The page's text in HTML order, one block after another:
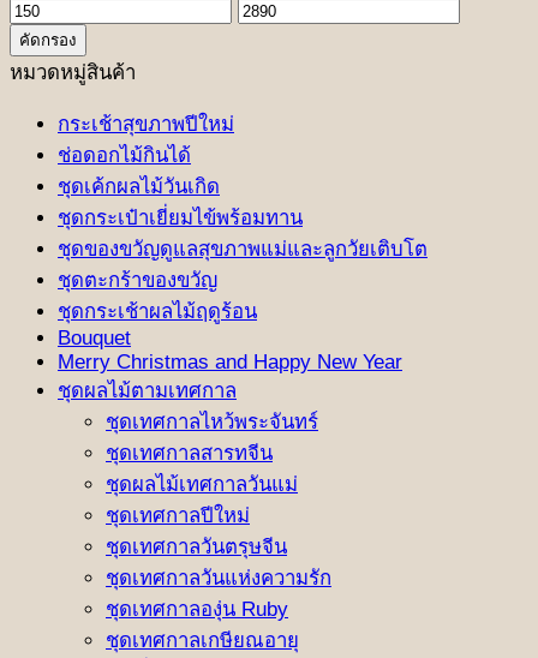
ราคา
ต่ำ
สุด
ราคา
คัดกรอง
หมวดหมู่สินค้า
กระเช้าสุขภาพปีใหม่
ช่อดอกไม้กินได้
ชุดเค้กผลไม้วันเกิด
ชุดกระเป๋าเยี่ยมไข้พร้อมทาน
ชุดของขวัญดูแลสุขภาพแม่และลูกวัยเติบโต
ชุดตะกร้าของขวัญ
ชุดกระเช้าผลไม้ฤดูร้อน
Bouquet
Merry Christmas and Happy New Year
ชุดผลไม้ตามเทศกาล
ชุดเทศกาลไหว้พระจันทร์
ชุดเทศกาลสารทจีน
ชุดผลไม้เทศกาลวันแม่
ชุดเทศกาลปีใหม่
ชุดเทศกาลวันตรุษจีน
ชุดเทศกาลวันแห่งความรัก
ชุดเทศกาลองุ่น Ruby
ชุดเทศกาลเกษียณอายุ